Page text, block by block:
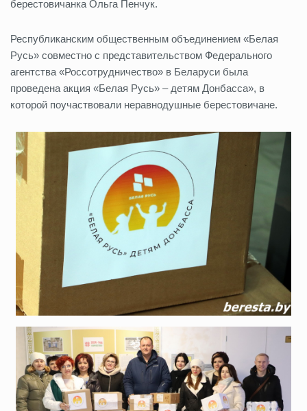
берестовичанка Ольга Пенчук.
Республиканским общественным объединением «Белая
Русь» совместно с представительством Федерального
агентства «Россотрудничество» в Беларуси была
проведена акция «Белая Русь» – детям Донбасса», в
которой поучаствовали неравнодушные берестовичане.